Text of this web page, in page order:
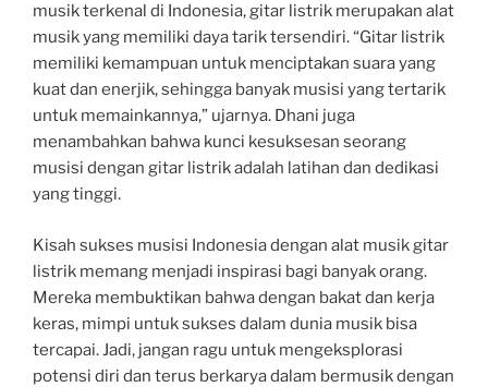
musik terkenal di Indonesia, gitar listrik merupakan alat
musik yang memiliki daya tarik tersendiri. “Gitar listrik
memiliki kemampuan untuk menciptakan suara yang
kuat dan enerjik, sehingga banyak musisi yang tertarik
untuk memainkannya,” ujarnya. Dhani juga
menambahkan bahwa kunci kesuksesan seorang
musisi dengan gitar listrik adalah latihan dan dedikasi
yang tinggi.
Kisah sukses musisi Indonesia dengan alat musik gitar
listrik memang menjadi inspirasi bagi banyak orang.
Mereka membuktikan bahwa dengan bakat dan kerja
keras, mimpi untuk sukses dalam dunia musik bisa
tercapai. Jadi, jangan ragu untuk mengeksplorasi
potensi diri dan terus berkarya dalam bermusik dengan